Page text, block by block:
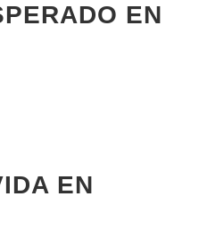
EN
EN